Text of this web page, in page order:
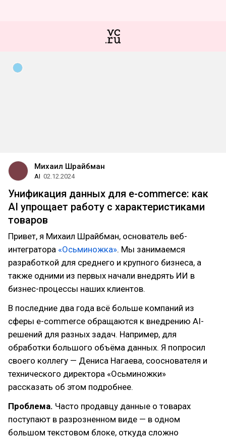
Михаил Шрайбман
AI 02.12.2024
Унификация данных для e-commerce: как
AI упрощает работу с характеристиками
товаров
Привет, я Михаил Шрайбман, основатель веб-
интегратора «Осьминожка». Мы занимаемся
разработкой для среднего и крупного бизнеса, а
также одними из первых начали внедрять ИИ в
бизнес-процессы наших клиентов.
В последние два года всё больше компаний из
сферы e-commerce обращаются к внедрению AI-
решений для разных задач. Например, для
обработки большого объёма данных. Я попросил
своего коллегу — Дениса Нагаева, сооснователя и
технического директора «Осьминожки»
рассказать об этом подробнее.
Проблема. Часто продавцу данные о товарах
поступают в разрозненном виде — в одном
большом текстовом блоке, откуда сложно